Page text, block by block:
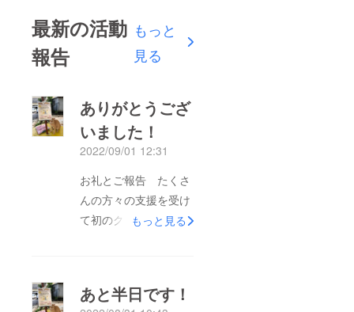
最新の活動
報告
もっと
見る
ありがとうござ
いました！
2022/09/01 12:31
お礼とご報告 たくさ
んの方々の支援を受け
て初のクラウドファン
ジに目標額の60%まで
もっと見る
あと半日です！